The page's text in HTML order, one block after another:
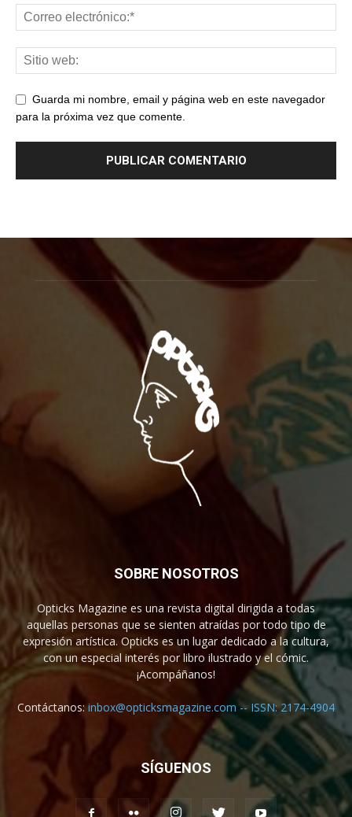
Guarda mi nombre, email y página web en este navegador
para la próxima vez que comente.
SOBRE NOSOTROS
Opticks Magazine es una revista digital dirigida a todas
aquellas personas que se sienten atraídas por todo tipo de
expresión artística. Opticks es un lugar dedicado a la cultura,
con un especial interés por libro ilustrado y el cómic.
¡Acompáñanos!
Contáctanos:inbox@opticksmagazine.com -- ISSN: 2174-4904
SÍGUENOS